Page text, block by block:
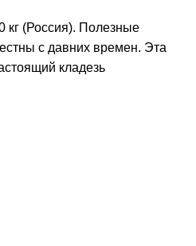
кг (Россия). Полезные
с давних времен. Эта
кладезь